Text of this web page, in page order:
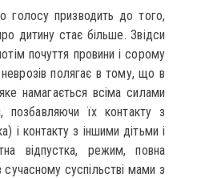
голосу призводить до того,
дитину стає більше. Звідси
почуття провини і сорому
полягає в тому, що в
намагається всіма силами
позбавляючи їх контакту з
і контакту з іншими дітьми і
відпустка, режим, повна
суспільстві мами з